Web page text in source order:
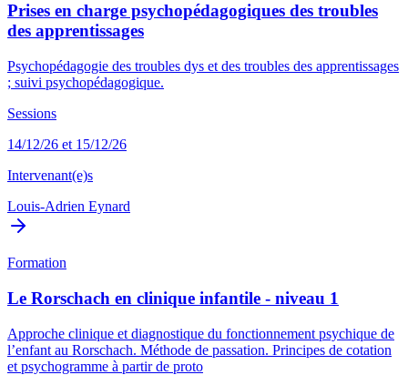
Prises en charge psychopédagogiques des troubles
des apprentissages
Psychopédagogie des troubles dys et des troubles des apprentissages
; suivi psychopédagogique.
Sessions
14/12/26 et 15/12/26
Intervenant(e)s
Louis-Adrien Eynard
Formation
Le Rorschach en clinique infantile - niveau 1
Approche clinique et diagnostique du fonctionnement psychique de
l’enfant au Rorschach. Méthode de passation. Principes de cotation
et psychogramme à partir de proto